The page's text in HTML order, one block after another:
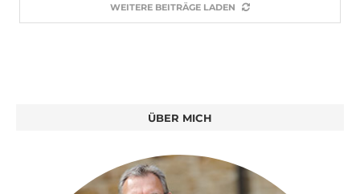
WEITERE BEITRÄGE LADEN
ÜBER MICH